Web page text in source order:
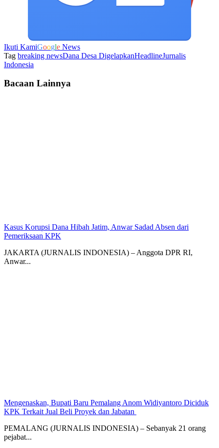
Ikuti KamiGoogle News
Tag breaking newsDana Desa DigelapkanHeadlineJurnalis
Indonesia
Bacaan Lainnya
Kasus Korupsi Dana Hibah Jatim, Anwar Sadad Absen dari
Pemeriksaan KPK
JAKARTA (JURNALIS INDONESIA) – Anggota DPR RI,
Anwar...
Mengenaskan, Bupati Baru Pemalang Anom Widiyantoro Diciduk
KPK Terkait Jual Beli Proyek dan Jabatan ‎
PEMALANG (JURNALIS INDONESIA) – Sebanyak 21 orang
pejabat...